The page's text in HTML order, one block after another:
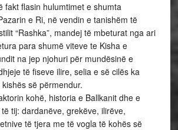
fakt flasin hulumtimet e shumta
e Ri, në vendin e tanishëm të
“Rashka”, mandej të mbeturat nga ari
para shumë viteve te Kisha e
na jep njohuri për mundësinë e
të fiseve ilire, selia e së cilës ka
së përmendur.
kohë, historia e Ballkanit dhe e
tij: dardanëve, grekëve, ilirëve,
të tjera me të vogla të kohës së